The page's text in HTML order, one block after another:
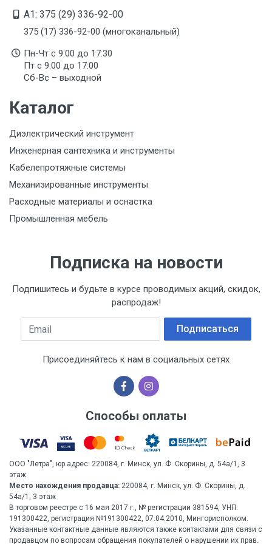
A1: 375 (29) 336-92-00
375 (17) 336-92-00 (многоканальный)
Пн-Чт с 9:00 до 17:30
Пт с 9:00 до 17:00
Сб-Вс – выходной
Каталог
Диэлектрический инструмент
Инженерная сантехника и инструменты
Кабелепротяжные системы
Механизированные инструменты
Расходные материалы и оснастка
Промышленная мебель
Подписка на новости
Подпишитесь и будьте в курсе проводимых акций, скидок,
распродаж!
Email Подписаться
Присоединяйтесь к нам в социальных сетях
Способы оплаты
ООО "Летра", юр.адрес: 220084, г. Минск, ул. Ф. Скорины, д. 54а/1, 3
этаж
Место нахождения продавца: 220084, г. Минск, ул. Ф. Скорины, д.
54а/1, 3 этаж
В торговом реестре с 16 мая 2017 г., № регистрации 381594, УНП:
191300422, регистрация №191300422, 07.04.2010, Мингорисполком.
Указанные контактные данные являются также контактами для связи с
продавцом по вопросам обращения покупателей о нарушении их прав.